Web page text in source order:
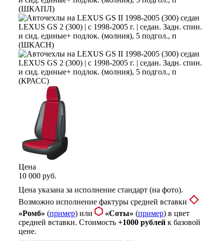
Цена
10 000 руб.
Цена указана за исполнение стандарт (на фото).
Возможно исполнение фактуры средней вставки
«Ромб» (пример) или «Соты» (пример) в цвет
средней вставки. Стоимость +1000 рублейк базовой
цене.